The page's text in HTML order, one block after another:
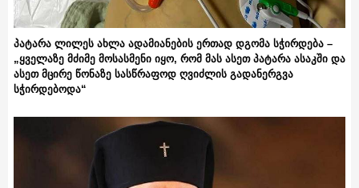
პატარა ლილეს ახლა ადამიანების ერთად დგომა სჭირდება –
„ყველაზე მძიმე მოსასმენი იყო, რომ მას ასეთ პატარა ასაკში და
ასეთ მცირე წონაზე სასწრაფოდ ღვიძლის გადანერგვა
სჭირდებოდა“